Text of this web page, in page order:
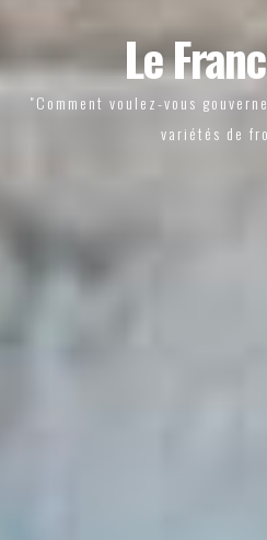
Le
"Comment voulez-vous
variétés de